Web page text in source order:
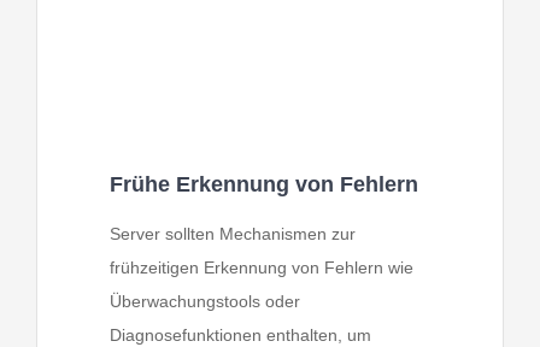
Frühe Erkennung von Fehlern
Server sollten Mechanismen zur
frühzeitigen Erkennung von Fehlern wie
Überwachungstools oder
Diagnosefunktionen enthalten, um